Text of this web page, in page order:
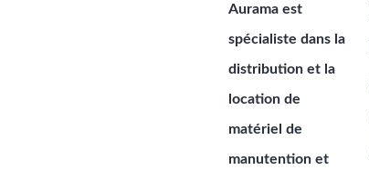
Aurama est
spécialiste dans la
distribution et la
location de
matériel de
manutention et